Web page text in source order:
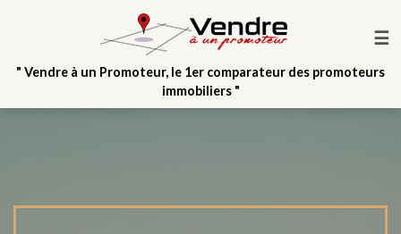
☰
" Vendre à un Promoteur, le 1er comparateur des promoteurs
immobiliers "